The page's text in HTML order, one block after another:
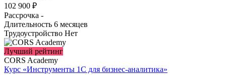
102 900 ₽
Рассрочка -
Длительность 6 месяцев
Трудоустройство Нет
Лучший рейтинг
CORS Academy
Курс «Инструменты 1С для бизнес-аналитика»